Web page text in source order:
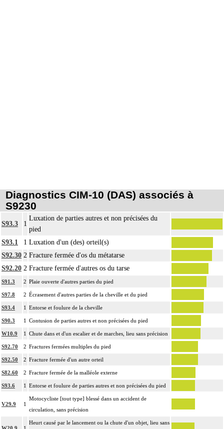
Diagnostics CIM-10 (DAS) associés à
S9230
S93.3 1
Luxation de parties autres et non précisées du
pied
S93.1
1 Luxation d'un (des) orteil(s)
S92.30 2 Fracture fermée d'os du métatarse
S92.20 2 Fracture fermée d'autres os du tarse
S91.3 2 Plaie ouverte d'autres parties du pied
S97.8 2 Écrasement d'autres parties de la cheville et du pied
S93.4 1 Entorse et foulure de la cheville
S90.3 1 Contusion de parties autres et non précisées du pied
W10.9 1 Chute dans et d'un escalier et de marches, lieu sans précision
S92.70 2 Fractures fermées multiples du pied
S92.50 2 Fracture fermée d'un autre orteil
S82.60 2 Fracture fermée de la malléole externe
S93.6 1 Entorse et foulure de parties autres et non précisées du pied
V29.9 1
Motocycliste [tout type] blessé dans un accident de
circulation, sans précision
Heurt causé par le lancement ou la chute d'un objet, lieu sans